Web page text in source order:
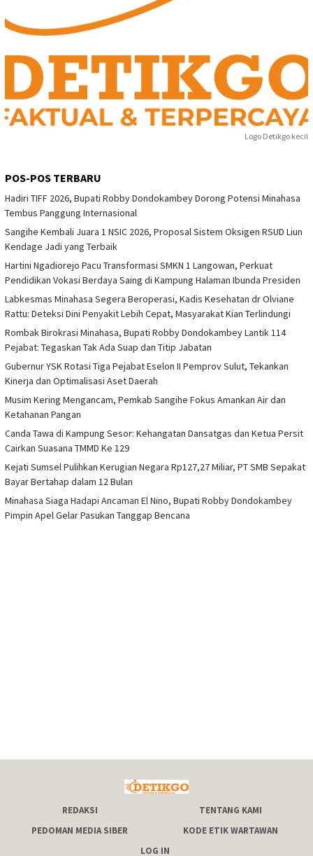
Logo Detikgo kecil
POS-POS TERBARU
Hadiri TIFF 2026, Bupati Robby Dondokambey Dorong Potensi Minahasa
Tembus Panggung Internasional
Sangihe Kembali Juara 1 NSIC 2026, Proposal Sistem Oksigen RSUD Liun
Kendage Jadi yang Terbaik
Hartini Ngadiorejo Pacu Transformasi SMKN 1 Langowan, Perkuat
Pendidikan Vokasi Berdaya Saing di Kampung Halaman Ibunda Presiden
Labkesmas Minahasa Segera Beroperasi, Kadis Kesehatan dr Olviane
Rattu: Deteksi Dini Penyakit Lebih Cepat, Masyarakat Kian Terlindungi
Rombak Birokrasi Minahasa, Bupati Robby Dondokambey Lantik 114
Pejabat: Tegaskan Tak Ada Suap dan Titip Jabatan
Gubernur YSK Rotasi Tiga Pejabat Eselon II Pemprov Sulut, Tekankan
Kinerja dan Optimalisasi Aset Daerah
Musim Kering Mengancam, Pemkab Sangihe Fokus Amankan Air dan
Ketahanan Pangan
Canda Tawa di Kampung Sesor: Kehangatan Dansatgas dan Ketua Persit
Cairkan Suasana TMMD Ke 129
Kejati Sumsel Pulihkan Kerugian Negara Rp127,27 Miliar, PT SMB Sepakat
Bayar Bertahap dalam 12 Bulan
Minahasa Siaga Hadapi Ancaman El Nino, Bupati Robby Dondokambey
Pimpin Apel Gelar Pasukan Tanggap Bencana
REDAKSI
TENTANG KAMI
PEDOMAN MEDIA SIBER
KODE ETIK WARTAWAN
LOG IN